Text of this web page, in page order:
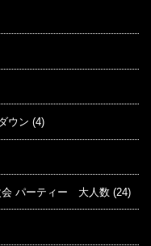
ウン (4)
会 パーティー 大人数 (24)